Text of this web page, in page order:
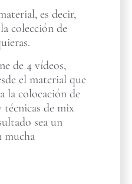
es decir,
colección de
de 4 vídeos,
el material que
la colocación de
técnicas de mix
sea un
mucha